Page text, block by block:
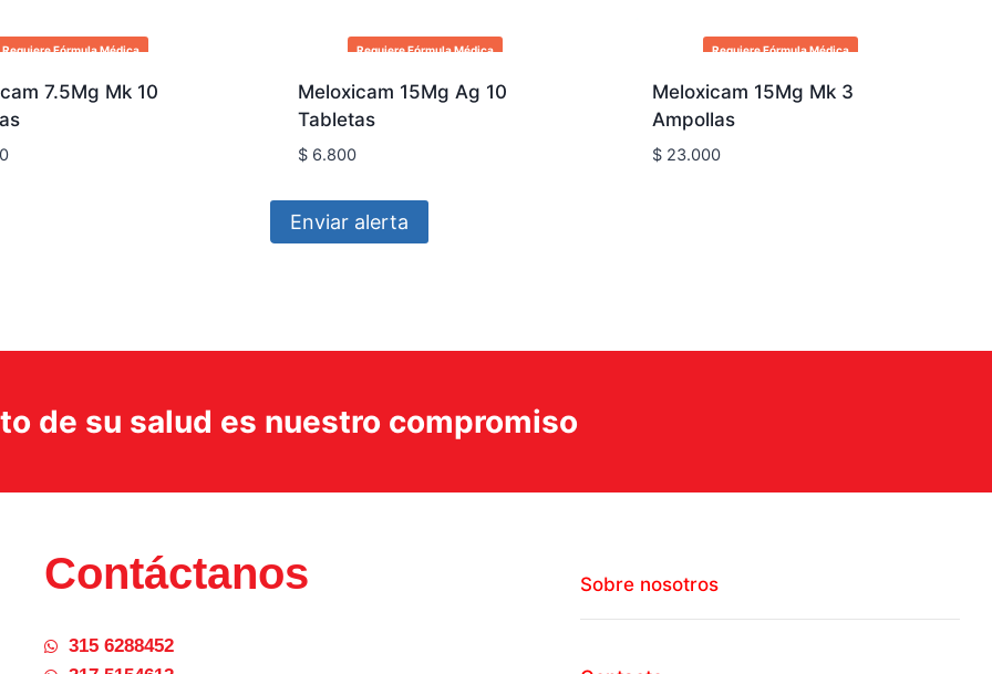
Requiere Fórmula Médica
7.5Mg Mk 10
Requiere Fórmula Médica
Meloxicam 15Mg Ag 10
Tabletas
$6.800
Enviar alerta
Requiere Fórmula Médica
Meloxicam 15Mg Mk 3
Ampollas
$ 23.000
de su salud es nuestro compromiso
Contáctanos
315 6288452
Sobre nosotros